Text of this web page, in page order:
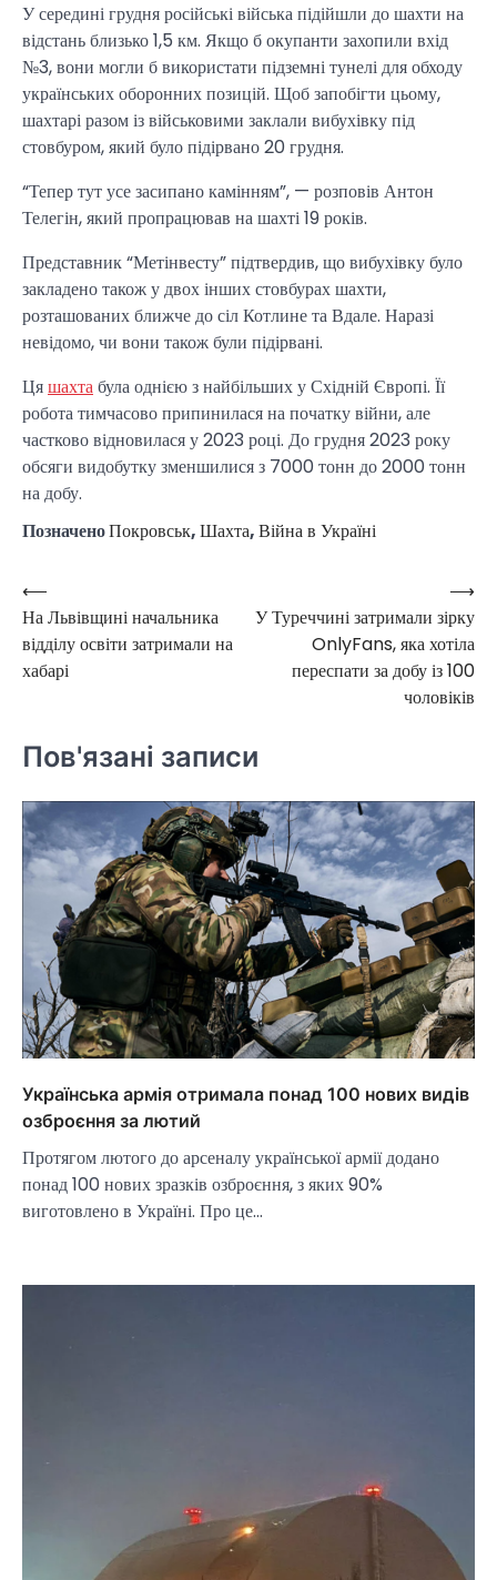
У середині грудня російські війська підійшли до шахти на
відстань близько 1,5 км. Якщо б окупанти захопили вхід
№3, вони могли б використати підземні тунелі для обходу
українських оборонних позицій. Щоб запобігти цьому,
шахтарі разом із військовими заклали вибухівку під
стовбуром, який було підірвано 20 грудня.
“Тепер тут усе засипано камінням”, — розповів Антон
Телегін, який пропрацював на шахті 19 років.
Представник “Метінвесту” підтвердив, що вибухівку було
закладено також у двох інших стовбурах шахти,
розташованих ближче до сіл Котлине та Вдале. Наразі
невідомо, чи вони також були підірвані.
Цяшахтабула однією з найбільших у Східній Європі. Її
робота тимчасово припинилася на початку війни, але
частково відновилася у 2023 році. До грудня 2023 року
обсяги видобутку зменшилися з 7000 тонн до 2000 тонн
на добу.
ПозначеноПокровськ,Шахта,Війна в Україні
Навігація
записів
⟵
На Львівщині начальника
відділу освіти затримали на
хабарі
У Туреччині затримали зірку
OnlyFans, яка хотіла
переспати за добу із 100
чоловіків
⟶
Пов'язані записи
Українська армія отримала понад 100 нових видів
озброєння за лютий
Протягом лютого до арсеналу української армії додано
понад 100 нових зразків озброєння, з яких 90%
виготовлено в Україні. Про це…